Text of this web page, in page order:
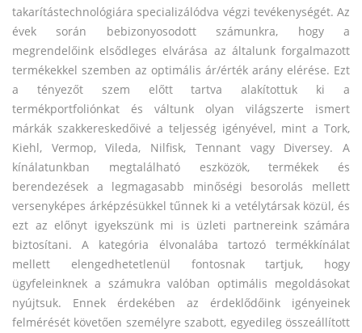
takarítástechnológiára specializálódva végzi tevékenységét. Az
évek során bebizonyosodott számunkra, hogy a
megrendelőink elsődleges elvárása az általunk forgalmazott
termékekkel szemben az optimális ár/érték arány elérése. Ezt
a tényezőt szem előtt tartva alakítottuk ki a
termékportfoliónkat és váltunk olyan világszerte ismert
márkák szakkereskedőivé a teljesség igényével, mint a Tork,
Kiehl, Vermop, Vileda, Nilfisk, Tennant vagy Diversey. A
kínálatunkban megtalálható eszközök, termékek és
berendezések a legmagasabb minőségi besorolás mellett
versenyképes árképzésükkel tűnnek ki a vetélytársak közül, és
ezt az előnyt igyekszünk mi is üzleti partnereink számára
biztosítani. A kategória élvonalába tartozó termékkínálat
mellett elengedhetetlenül fontosnak tartjuk, hogy
ügyfeleinknek a számukra valóban optimális megoldásokat
nyújtsuk. Ennek érdekében az érdeklődőink igényeinek
felmérését követően személyre szabott, egyedileg összeállított